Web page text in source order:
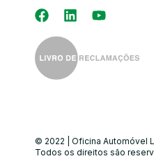
© 2022 | Oficina Automóvel
Todos os direitos são